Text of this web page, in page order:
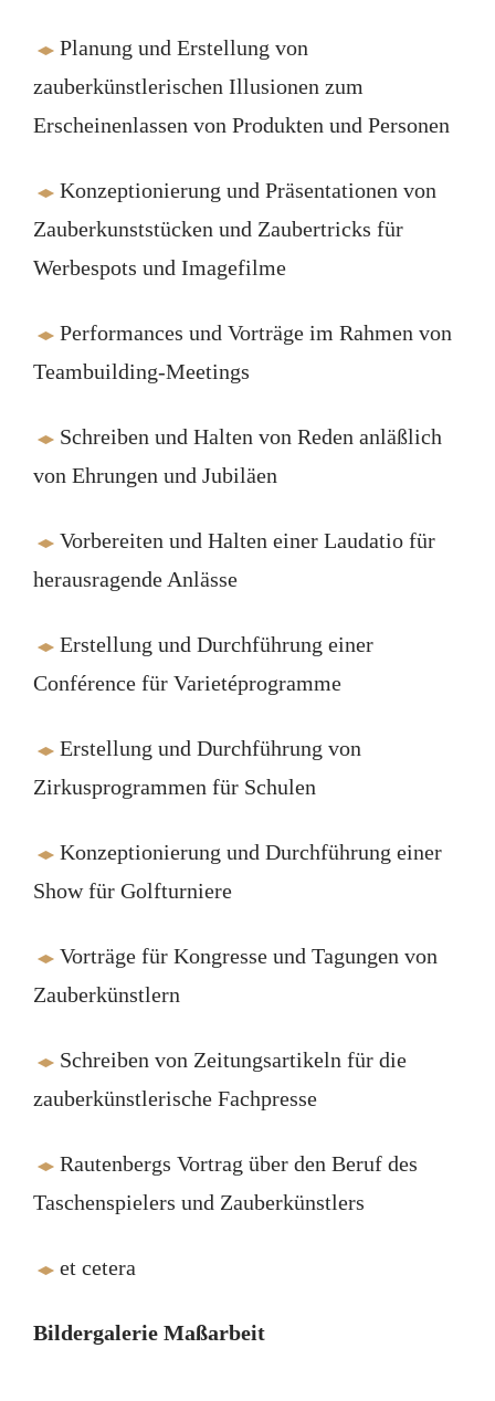
Planung und Erstellung von
zauberkünstlerischen Illusionen zum
Erscheinenlassen von Produkten und Personen
Konzeptionierung und Präsentationen von
Zauberkunststücken und Zaubertricks für
Werbespots und Imagefilme
Performances und Vorträge im Rahmen von
Teambuilding-Meetings
Schreiben und Halten von Reden anläßlich
von Ehrungen und Jubiläen
Vorbereiten und Halten einer Laudatio für
herausragende Anlässe
Erstellung und Durchführung einer
Conférence für Varietéprogramme
Erstellung und Durchführung von
Zirkusprogrammen für Schulen
Konzeptionierung und Durchführung einer
Show für Golfturniere
Vorträge für Kongresse und Tagungen von
Zauberkünstlern
Schreiben von Zeitungsartikeln für die
zauberkünstlerische Fachpresse
Rautenbergs Vortrag über den Beruf des
Taschenspielers und Zauberkünstlers
et cetera
Bildergalerie Maßarbeit